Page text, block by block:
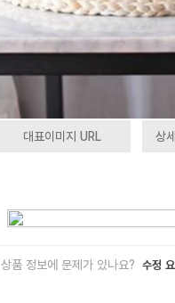
대표이미지 URL 상
상품 정보에 문제가 있나요? 수정